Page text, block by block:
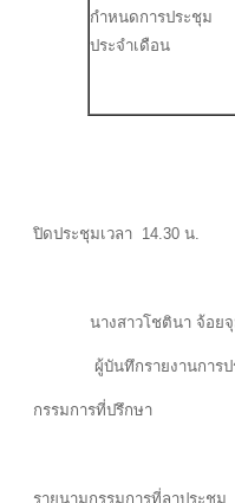
กำหนดการประชุม
ประจำเดือน
ปิดประชุมเวลา 14.30 น.
นางสาวโชตินา
ผู้บันทึกรายงา
กรรมการที่ปรึกษา
รายนามกรรมการที่ลาประชุม